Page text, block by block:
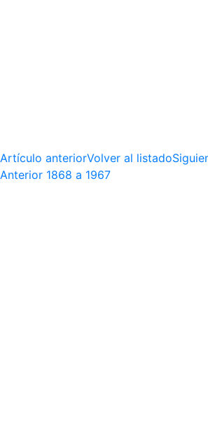
Artículo anteriorVolver al listado
Anterior 1868 a 1967